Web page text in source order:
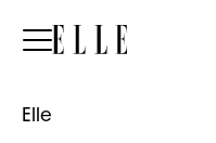
Elle
Elle